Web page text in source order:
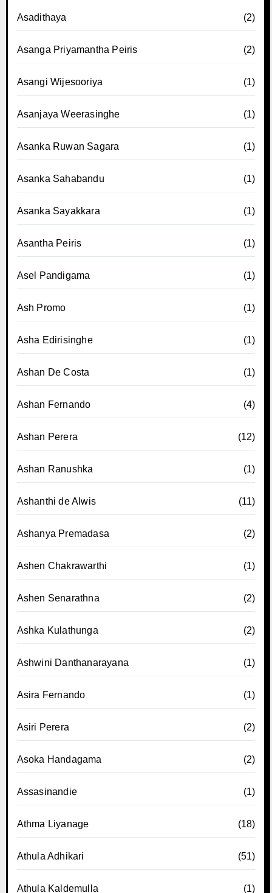
Asadithaya (2)
Asanga Priyamantha Peiris (2)
Asangi Wijesooriya (1)
Asanjaya Weerasinghe (1)
Asanka Ruwan Sagara (1)
Asanka Sahabandu (1)
Asanka Sayakkara (1)
Asantha Peiris (1)
Asel Pandigama (1)
Ash Promo (1)
Asha Edirisinghe (1)
Ashan De Costa (1)
Ashan Fernando (4)
Ashan Perera (12)
Ashan Ranushka (1)
Ashanthi de Alwis (11)
Ashanya Premadasa (2)
Ashen Chakrawarthi (1)
Ashen Senarathna (2)
Ashka Kulathunga (2)
Ashwini Danthanarayana (1)
Asira Fernando (1)
Asiri Perera (2)
Asoka Handagama (2)
Assasinandie (1)
Athma Liyanage (18)
Athula Adhikari (51)
Athula Kaldemulla (1)